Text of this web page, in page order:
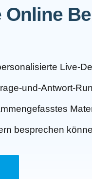
Live-
und-Antwort-
besprechen